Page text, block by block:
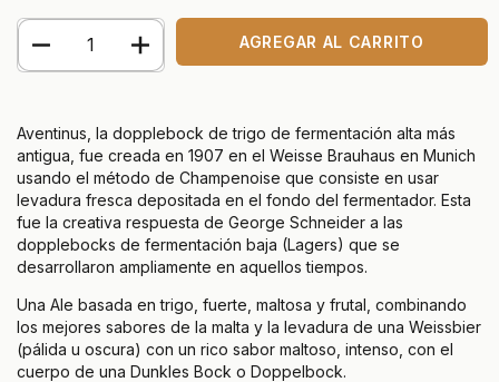
Aventinus, la dopplebock de trigo de fermentación alta más
antigua, fue creada en 1907 en el Weisse Brauhaus en Munich
usando el método de Champenoise que consiste en usar
levadura fresca depositada en el fondo del fermentador. Esta
fue la creativa respuesta de George Schneider a las
dopplebocks de fermentación baja (Lagers) que se
desarrollaron ampliamente en aquellos tiempos.
Una Ale basada en trigo, fuerte, maltosa y frutal, combinando
los mejores sabores de la malta y la levadura de una Weissbier
(pálida u oscura) con un rico sabor maltoso, intenso, con el
cuerpo de una Dunkles Bock o Doppelbock.